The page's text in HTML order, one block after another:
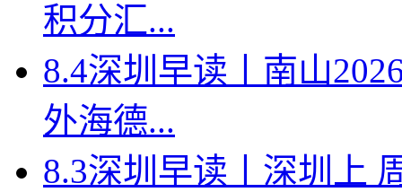
积分汇...
8.4深圳早读丨南山
外海德...
8.3深圳早读丨深圳上